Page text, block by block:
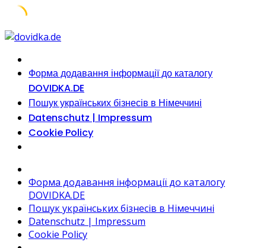
Skip
content
Форма додавання інформації до каталогу
DOVIDKA.DE
Пошук українських бізнесів в Німеччині
Datenschutz | Impressum
Cookie Policy
Форма додавання інформації до каталогу
DOVIDKA.DE
Пошук українських бізнесів в Німеччині
Datenschutz | Impressum
Cookie Policy